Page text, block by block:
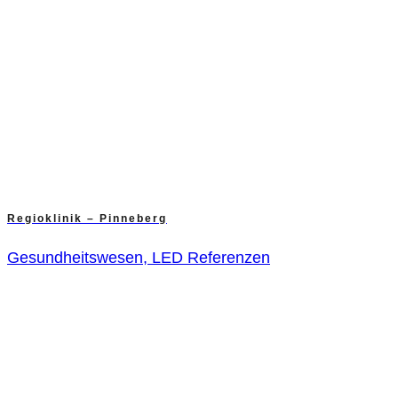
Regioklinik – Pinneberg
Gesundheitswesen, LED Referenzen